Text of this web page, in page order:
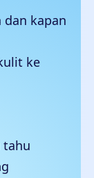
dan kapan
ke
tahu